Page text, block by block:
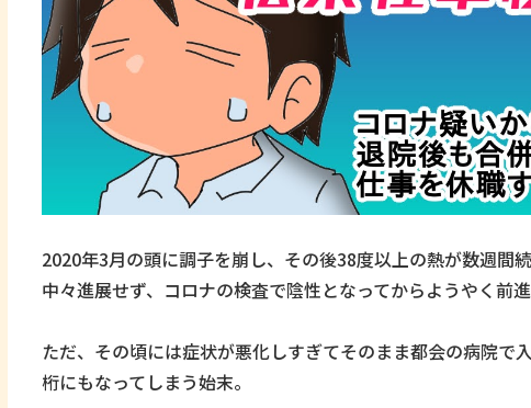
2020年3月の頭に調子を崩し、その後38度以上の熱が数週間
中々進展せず、コロナの検査で陰性となってからようやく前進
ただ、その頃には症状が悪化しすぎてそのまま都会の病院
桁にもなってしまう始末。